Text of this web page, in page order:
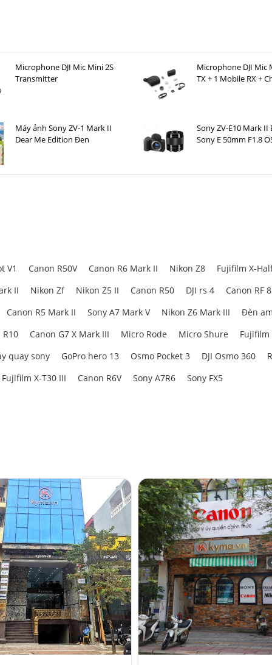
Microphone DJI Mic Mini 2S
Transmitter
Microphone DJI Mic
TX + 1 Mobile RX +
Máy ảnh Sony ZV-1 Mark II
Dear Me Edition Đen
Sony ZV-E10 Mark II
Sony E 50mm F1.8
V1 Canon R50V Canon R6 Mark II Nikon Z8
Fujifilm X-
II
Nikon Zf Nikon Z5 II Canon R50 DJI rs 4
Canon RF
Canon R5 Mark II
Sony A7 Mark V Nikon Z6 Mark III
Đèn
R10
Canon G7 X Mark III Micro Rode Micro Shure
Fujifilm
quay sony
GoPro hero 13 Osmo Pocket 3 DJI Osmo 360
Fujifilm X-T30 III
Canon R6V Sony A7R6 Sony FX5